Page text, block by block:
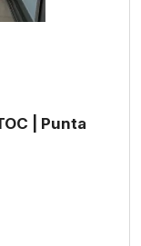
| Punta